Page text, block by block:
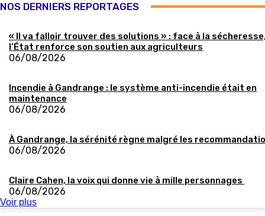
NOS DERNIERS REPORTAGES
« Il va falloir trouver des solutions » : face à la
l’État renforce son soutien aux agriculteurs
06/08/2026
Incendie à Gandrange : le système anti-incendie était en
maintenance
06/08/2026
À Gandrange, la sérénité règne malgré les
06/08/2026
Claire Cahen, la voix qui donne vie à mille personnages
06/08/2026
Voir plus